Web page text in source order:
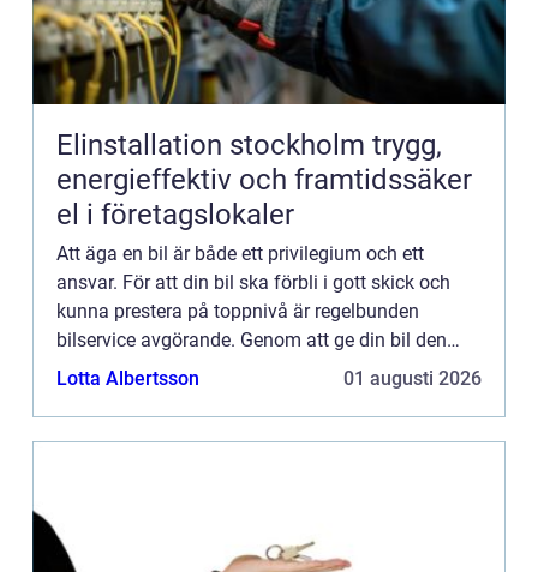
Elinstallation stockholm trygg,
energieffektiv och framtidssäker
el i företagslokaler
Att äga en bil är både ett privilegium och ett
ansvar. För att din bil ska förbli i gott skick och
kunna prestera på toppnivå är regelbunden
bilservice avgörande. Genom att ge din bil den
uppmärksamhet den förtjänar kan du förlänga
Lotta Albertsson 01 augusti 2026